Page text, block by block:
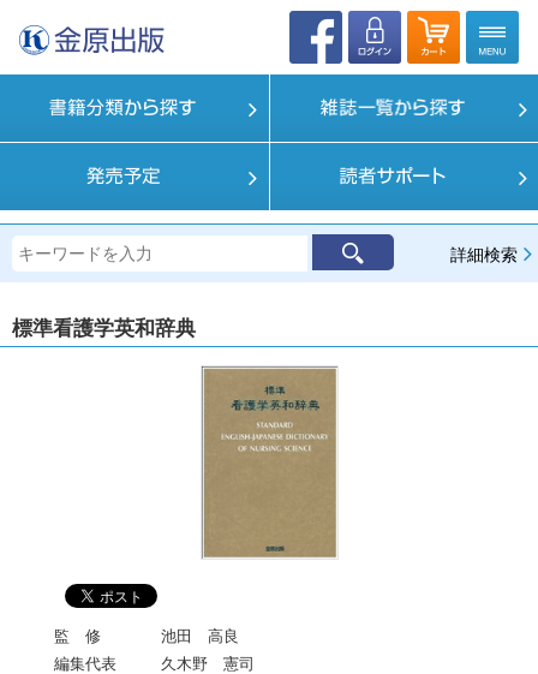
詳細検索
標準看護学英和辞典
監 修
池田 高良
編集代表
久木野 憲司